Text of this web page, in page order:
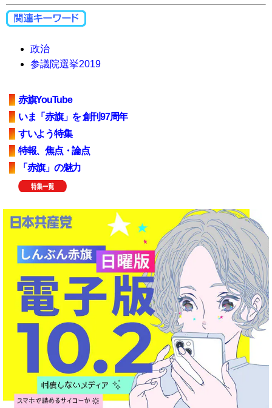
政治
参議院選挙2019
赤旗YouTube
いま「赤旗」を 創刊97周年
すいよう特集
特報、焦点・論点
「赤旗」の魅力